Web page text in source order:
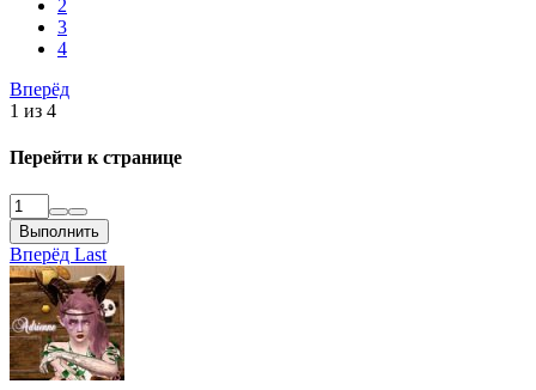
2
3
4
Вперёд
1 из 4
Перейти к странице
Выполнить
Вперёд Last